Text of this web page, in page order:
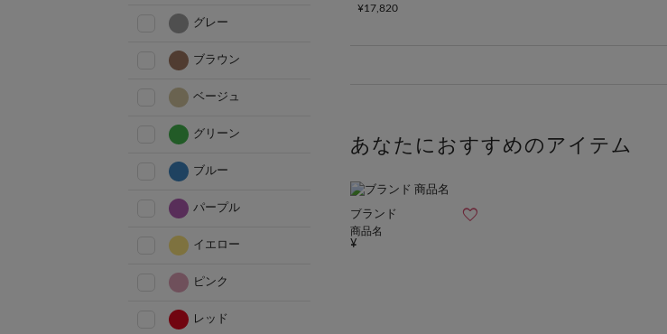
ドマキシスカート
¥17,820
あなたにおすすめのアイテム
ブランド
商品名
グレー
ブラウン
ベージュ
グリーン
ブルー
パープル
イエロー
ピンク
レッド